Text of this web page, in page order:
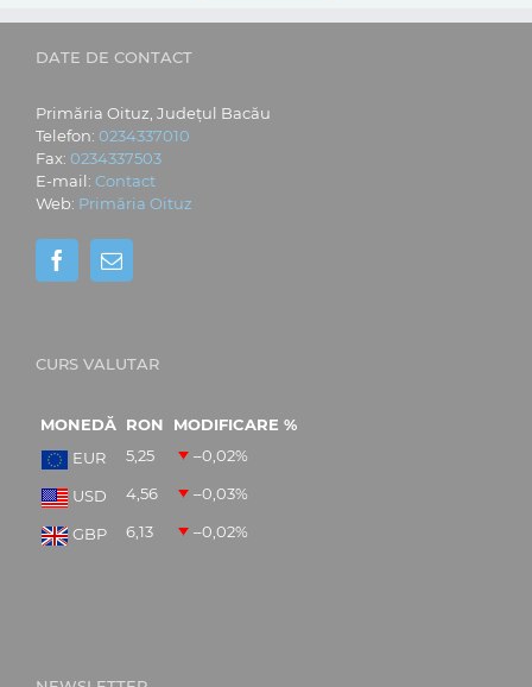
DATE DE CONTACT
Primăria Oituz, Județul Bacău
Telefon: 0234337010
Fax: 0234337503
E-mail: Contact
Web: Primăria Oituz
CURS VALUTAR
MONEDĂ RON
MODIFICARE %
EUR
5,25 –0,02%
USD 4,56 –0,03%
GBP 6,13 –0,02%